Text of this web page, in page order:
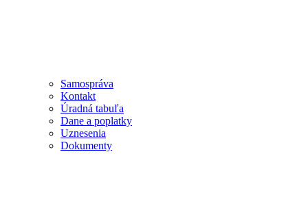
Samospráva
Kontakt
Úradná tabuľa
Dane a poplatky
Uznesenia
Dokumenty